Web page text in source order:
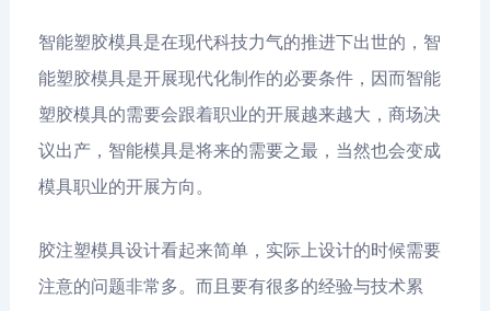
智能塑胶模具是在现代科技力气的推进下出世的，智
能塑胶模具是开展现代化制作的必要条件，因而智能
塑胶模具的需要会跟着职业的开展越来越大，商场决
议出产，智能模具是将来的需要之最，当然也会变成
模具职业的开展方向。
胶注塑模具设计看起来简单，实际上设计的时候需要
注意的问题非常多。而且要有很多的经验与技术累